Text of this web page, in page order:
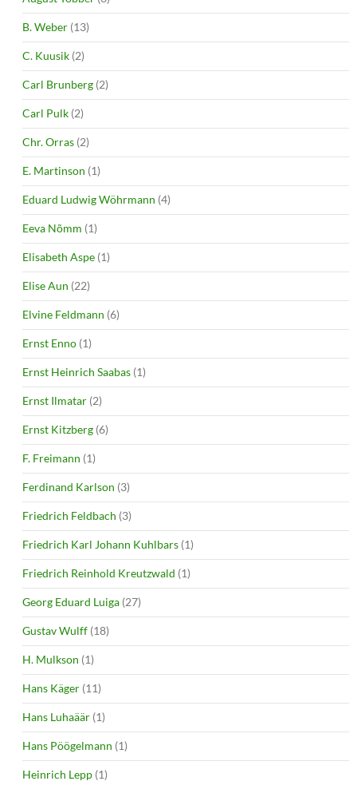
B. Weber (13)
C. Kuusik (2)
Carl Brunberg (2)
Carl Pulk (2)
Chr. Orras (2)
E. Martinson (1)
Eduard Ludwig Wöhrmann (4)
Eeva Nõmm (1)
Elisabeth Aspe (1)
Elise Aun (22)
Elvine Feldmann (6)
Ernst Enno (1)
Ernst Heinrich Saabas (1)
Ernst Ilmatar (2)
Ernst Kitzberg (6)
F. Freimann (1)
Ferdinand Karlson (3)
Friedrich Feldbach (3)
Friedrich Karl Johann Kuhlbars (1)
Friedrich Reinhold Kreutzwald (1)
Georg Eduard Luiga (27)
Gustav Wulff (18)
H. Mulkson (1)
Hans Käger (11)
Hans Luhaäär (1)
Hans Pöögelmann (1)
Heinrich Lepp (1)